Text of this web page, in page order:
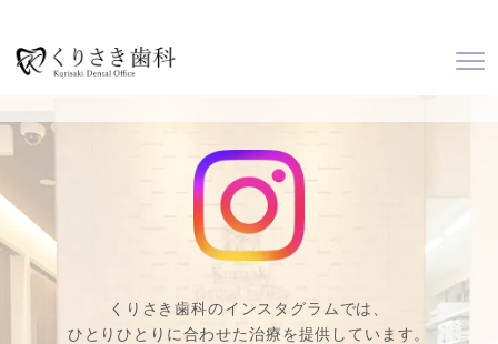
くりさき歯科のインスタグラムでは、
ひとりひとりに合わせた治療を提供しています。